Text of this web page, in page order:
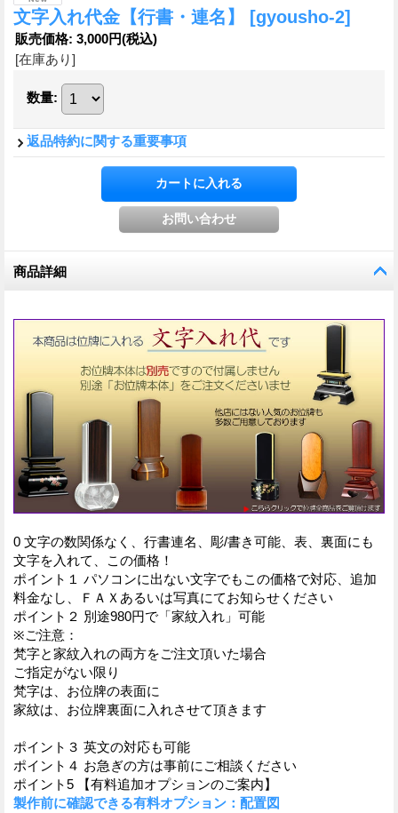
文字入れ代金【行書・連名】 [gyousho-2]
販売価格: 3,000円(税込)
[在庫あり]
数量:
返品特約に関する重要事項
商品詳細
0 文字の数関係なく、行書連名、彫/書き可能、表、裏面にも
文字を入れて、この価格！
ポイント１ パソコンに出ない文字でもこの価格で対応、追加
料金なし、ＦＡＸあるいは写真にてお知らせください
ポイント２ 別途980円で「家紋入れ」可能
※ご注意：
梵字と家紋入れの両方をご注文頂いた場合
ご指定がない限り
梵字は、お位牌の表面に
家紋は、お位牌裏面に入れさせて頂きます
ポイント３ 英文の対応も可能
ポイント４ お急ぎの方は事前にご相談ください
ポイント5 【有料追加オプションのご案内】
製作前に確認できる有料オプション：配置図